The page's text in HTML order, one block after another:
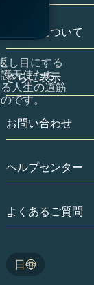
牡羊座
牡牛座
双子座
蟹座
獅子座
乙女座
出生図
有名人
日付別
アストロカー
私たちについて
さらに表示
相性
タロット
エンジェルナ
お問い合わせ
ヘルプセンター
よくあるご質問
日
し目にする
天使たち
人生の道筋
です。
ルであるエン
調和への旅の
。111のナン
レシート、ナ
然ではありま
なたが考
いると伝えて
新しい章が始